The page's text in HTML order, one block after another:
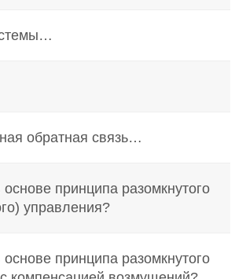
обратная связь…
принципа разомкнутого
управления?
принципа разомкнутого